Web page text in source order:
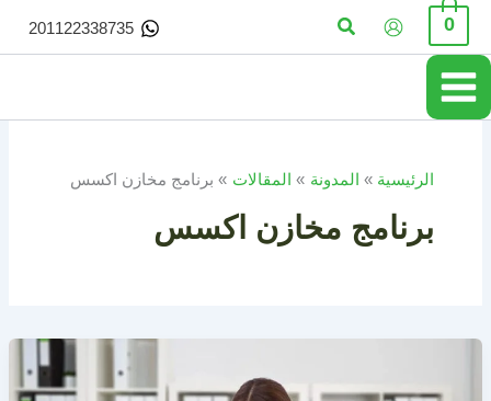
تخطي
المحتوى
0 البحث 201122338735
الرئيسية المدونة المقالات برنامج مخازن اكسس
برنامج مخازن اكسس